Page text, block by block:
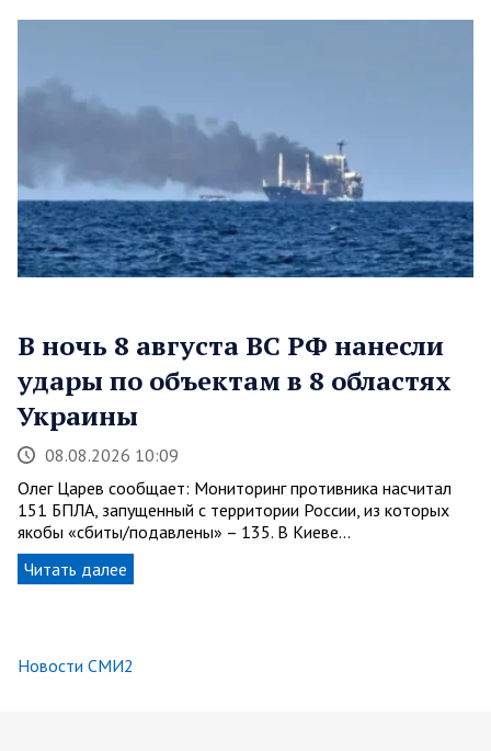
В ночь 8 августа ВС РФ нанесли
удары по объектам в 8 областях
Украины
08.08.2026 10:09
Олег Царев сообщает: Мониторинг противника насчитал
151 БПЛА, запущенный с территории России, из которых
якобы «сбиты/подавлены» – 135. В Киеве…
Читать далее
Новости СМИ2